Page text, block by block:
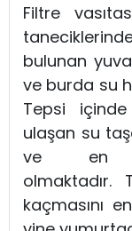
Filtre
bulunan
ve burda su
Tepsi
ulaşan su
ve en
olmaktadır.
kaçmasını